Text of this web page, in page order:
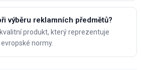
výběru reklamních předmětů?
produkt, který reprezentuje
normy.